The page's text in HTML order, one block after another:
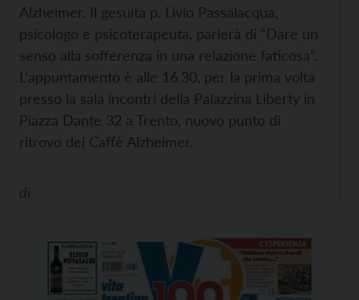
Alzheimer. Il gesuita p. Livio Passalacqua,
psicologo e psicoterapeuta, parlerà di “Dare un
senso alla sofferenza in una relazione faticosa”.
L’appuntamento è alle 16.30, per la prima volta
presso la sala incontri della Palazzina Liberty in
Piazza Dante 32 a Trento, nuovo punto di
ritrovo dei Caffè Alzheimer.
di